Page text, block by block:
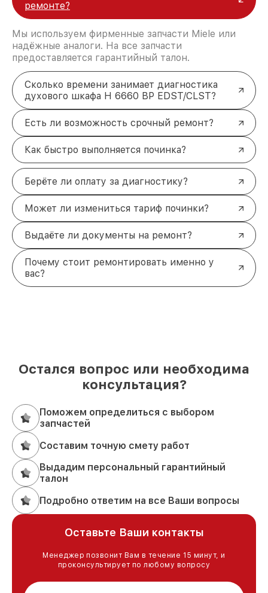
ремонте?
Мы используем фирменные запчасти Miele или
надёжные аналоги. На все запчасти
предоставляется гарантийный талон.
Сколько времени занимает диагностика
духового шкафа H 6660 BP EDST/CLST?
Есть ли возможность срочный ремонт?
Как быстро выполняется починка?
Берёте ли оплату за диагностику?
Может ли измениться тариф починки?
Выдаёте ли документы на ремонт?
Почему стоит ремонтировать именно у
вас?
Остался вопрос или необходима
консультация?
Поможем определиться с выбором
запчастей
Составим точную смету работ
Выдадим персональный гарантийный
талон
Подробно ответим на все Ваши вопросы
Оставьте Ваши контакты
Менеджер позвонит Вам в течение 15 минут, и
проконсультирует по любому вопросу